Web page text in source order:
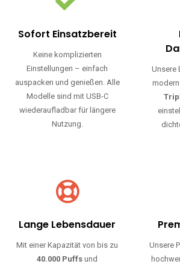
Sofort Einsatzbereit
Keine komplizierten
Einstellungen – einfach
auspacken und genießen. Alle
Modelle sind mit USB-C
wiederaufladbar für längere
Nutzung.
Unsere
Lange Lebensdauer
Mit einer Kapazität von bis zu
40.000 Puffs und
Unsere